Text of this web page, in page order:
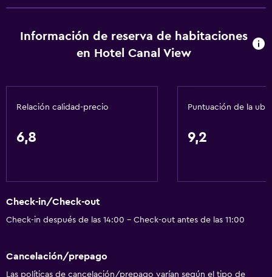
Información de reserva de habitaciones
en Hotel Canal View
Relación calidad-precio
6,8
Puntuación de la
9,2
Check-in/Check-out
Check-in después de las 14:00 - Check-out antes de las 11:00
Cancelación/prepago
Las políticas de cancelación/prepago varían según el tipo de